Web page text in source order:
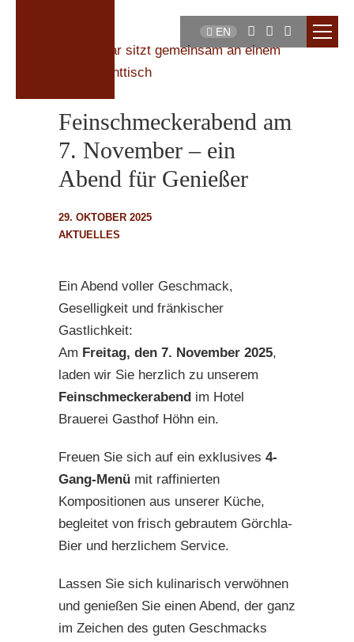
EN
Feinschmeckerabend am
7. November – ein
Abend für Genießer
29. OKTOBER 2025
AKTUELLES
Ein Abend voller Geschmack,
Geselligkeit und fränkischer
Gastlichkeit:
Am Freitag, den 7. November 2025,
laden wir Sie herzlich zu unserem
Feinschmeckerabend im Hotel
Brauerei Gasthof Höhn ein.
Freuen Sie sich auf ein exklusives 4-
Gang-Menü mit raffinierten
Kompositionen aus unserer Küche,
begleitet von frisch gebrautem Görchla-
Bier und herzlichem Service.
Lassen Sie sich kulinarisch verwöhnen
und genießen Sie einen Abend, der ganz
im Zeichen des guten Geschmacks